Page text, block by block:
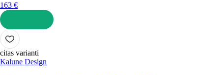
163 €
LIKT GROZĀ
citas varianti
Kalune Design